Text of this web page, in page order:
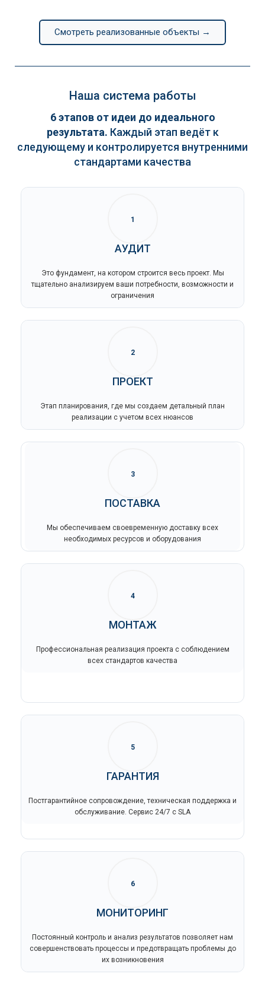
Смотреть реализованные объекты →
Наша система работы
6 этапов от идеи до идеального
результата. Каждый этап ведёт к
следующему и контролируется внутренними
стандартами качества
1
АУДИТ
Это фундамент, на котором строится весь проект. Мы
тщательно анализируем ваши потребности, возможности и
ограничения
2
ПРОЕКТ
Этап планирования, где мы создаем детальный план
реализации с учетом всех нюансов
3
ПОСТАВКА
Мы обеспечиваем своевременную доставку всех
необходимых ресурсов и оборудования
4
МОНТАЖ
Профессиональная реализация проекта с соблюдением
всех стандартов качества
5
ГАРАНТИЯ
Постгарантийное сопровождение, техническая поддержка и
обслуживание. Сервис 24/7 с SLA
6
МОНИТОРИНГ
Постоянный контроль и анализ результатов позволяет нам
совершенствовать процессы и предотвращать проблемы до
их возникновения